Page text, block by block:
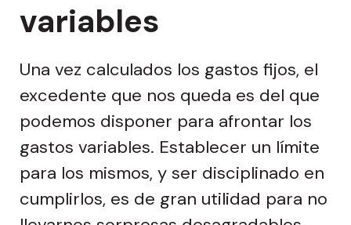
variables
Una vez calculados los gastos fijos, el
excedente que nos queda es del que
podemos disponer para afrontar los
gastos variables. Establecer un límite
para los mismos, y ser disciplinado en
cumplirlos, es de gran utilidad para no